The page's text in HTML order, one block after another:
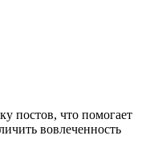
постов, что помогает
вовлеченность